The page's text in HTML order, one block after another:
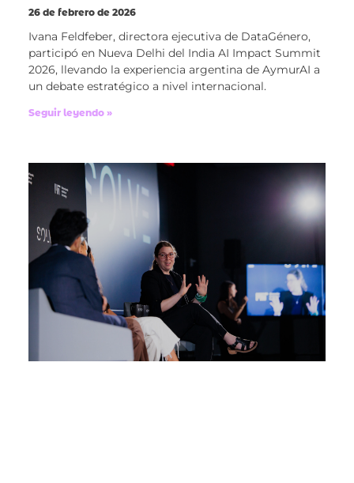
26 de febrero de 2026
Ivana Feldfeber, directora ejecutiva de DataGénero,
participó en Nueva Delhi del India AI Impact Summit
2026, llevando la experiencia argentina de AymurAI a
un debate estratégico a nivel internacional.
Seguir leyendo »